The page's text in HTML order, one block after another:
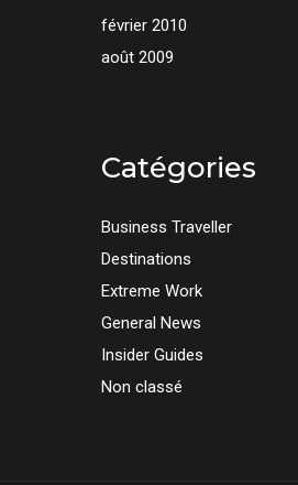
février 2010
août 2009
Catégories
Business Traveller
Destinations
Extreme Work
General News
Insider Guides
Non classé